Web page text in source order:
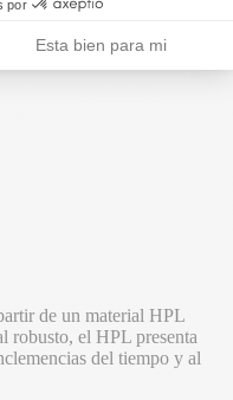
de un material HPL
robusto, el HPL presenta
del tiempo y al